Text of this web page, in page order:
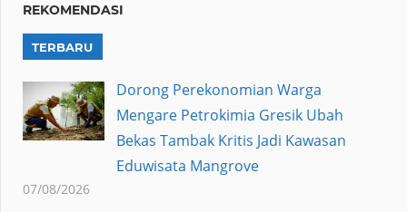
REKOMENDASI
TERBARU
Dorong Perekonomian Warga
Mengare Petrokimia Gresik Ubah
Bekas Tambak Kritis Jadi Kawasan
Eduwisata Mangrove
07/08/2026